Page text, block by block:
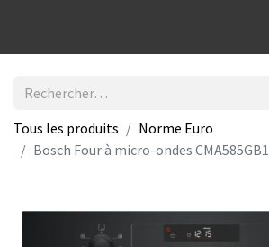
Tous les produits
Norme Euro
Bosch Four à micro-ondes CMA585GB1